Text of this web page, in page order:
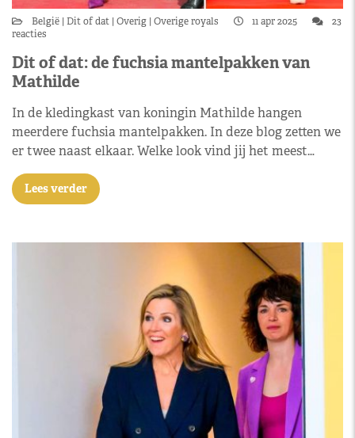
België Dit of dat Overig Overige royals 11 apr 2025
23
reacties
Dit of dat: de fuchsia mantelpakken van
Mathilde
In de kledingkast van koningin Mathilde hangen
meerdere fuchsia mantelpakken. In deze blog zetten we
er twee naast elkaar. Welke look vind jij het meest…
Lees verder